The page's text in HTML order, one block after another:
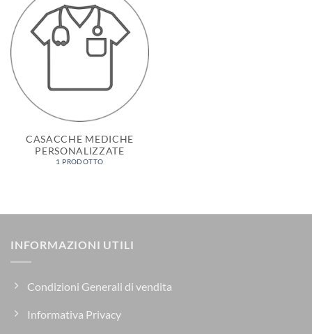
CASACCHE MEDICHE
PERSONALIZZATE
1 PRODOTTO
INFORMAZIONI UTILI
Condizioni Generali di vendita
Informativa Privacy